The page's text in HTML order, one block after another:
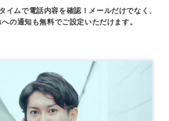
イムで電話内容を確認！メールだけでなく、
の通知も無料でご設定いただけます。